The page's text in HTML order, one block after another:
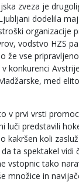
zveza je
dodelila
organizacije
vodstvo HZS
že vse
konkurenci
med
v prvi vrsti
luči predstavili
kakršen koli
ta spektakel vidi
vstopnic tako
množice in